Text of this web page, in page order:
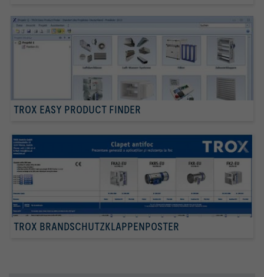
TROX EASY PRODUCT FINDER
TROX BRANDSCHUTZKLAPPENPOSTER